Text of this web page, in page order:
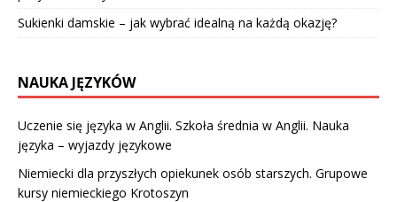
Sukienki damskie – jak wybrać idealną na każdą okazję?
NAUKA JĘZYKÓW
Uczenie się języka w Anglii. Szkoła średnia w Anglii. Nauka
języka – wyjazdy językowe
Niemiecki dla przyszłych opiekunek osób starszych. Grupowe
kursy niemieckiego Krotoszyn